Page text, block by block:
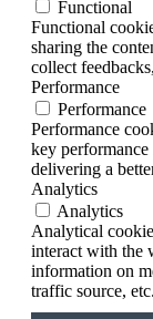
Functional
Functional
sharing the
collect
Performance
Performance
Performance
key
delivering a
Analytics
Analytics
Analytical
interact with the
information on
traffic source, etc.